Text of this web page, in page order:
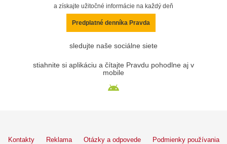
a získajte užitočné informácie na každý deň
Predplatné denníka Pravda
sledujte naše sociálne siete
stiahnite si aplikáciu a čítajte Pravdu pohodlne aj v
mobile
Kontakty Reklama Otázky a odpovede Podmienky používania